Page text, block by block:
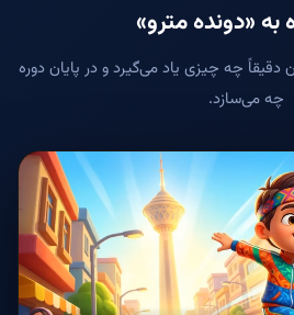
به «دونده مترو»
دقیقاً چه چیزی یاد می‌گیرد و در پایان دوره
چه می‌سازد.